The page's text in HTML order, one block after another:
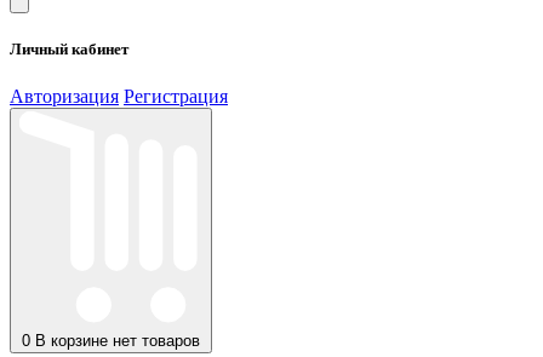
Личный кабинет
Авторизация Регистрация
0 В корзине нет товаров